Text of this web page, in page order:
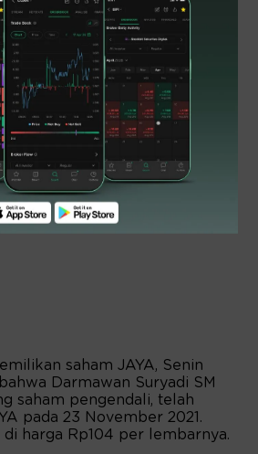
saham JAYA, Senin
Darmawan Suryadi SM
saham pengendali, telah
pada 23 November 2021.
di harga Rp104 per lembarnya.